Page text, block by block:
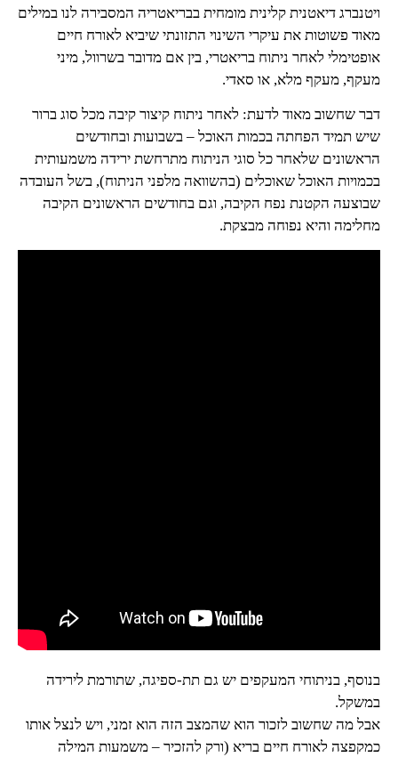
ויטנברג דיאטנית קלינית מומחית בבריאטריה המסבירה לנו במילים
מאוד פשוטות את עיקרי השינוי התזונתי שיביא לאורח חיים
אופטימלי לאחר ניתוח בריאטרי, בין אם מדובר בשרוול, מיני
מעקף, מעקף מלא, או סאדי.
דבר שחשוב מאוד לדעת: לאחר ניתוח קיצור קיבה מכל סוג ברור
שיש תמיד הפחתה בכמות האוכל – בשבועות ובחודשים
הראשונים שלאחר כל סוגי הניתוח מתרחשת ירידה משמעותית
בכמויות האוכל שאוכלים (בהשוואה מלפני הניתוח), בשל העובדה
שבוצעה הקטנת נפח הקיבה, וגם בחודשים הראשונים הקיבה
מחלימה והיא נפוחה מבצקת.
בנוסף, בניתוחי המעקפים יש גם תת-ספיגה, שתורמת לירידה
במשקל.
אבל מה שחשוב לזכור הוא שהמצב הזה הוא זמני, ויש לנצל אותו
כמקפצה לאורח חיים בריא (ורק להזכיר – משמעות המילה